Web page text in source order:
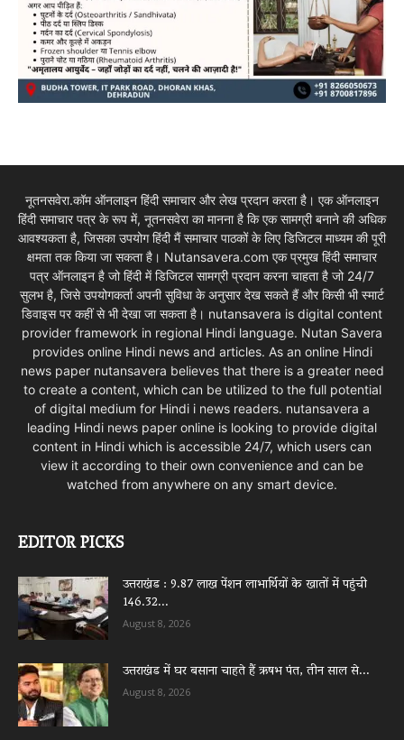
नूतनसवेरा.कॉम ऑनलाइन हिंदी समाचार और लेख प्रदान करता है। एक ऑनलाइन
हिंदी समाचार पत्र के रूप में, नूतनसवेरा का मानना है कि एक सामग्री बनाने की अधिक
आवश्यकता है, जिसका उपयोग हिंदी मैं समाचार पाठकों के लिए डिजिटल माध्यम की पूरी
क्षमता तक किया जा सकता है। Nutansavera.com एक प्रमुख हिंदी समाचार
पत्र ऑनलाइन है जो हिंदी में डिजिटल सामग्री प्रदान करना चाहता है जो 24/7
सुलभ है, जिसे उपयोगकर्ता अपनी सुविधा के अनुसार देख सकते हैं और किसी भी स्मार्ट
डिवाइस पर कहीं से भी देखा जा सकता है। nutansavera is digital content
provider framework in regional Hindi language. Nutan Savera
provides online Hindi news and articles. As an online Hindi
news paper nutansavera believes that there is a greater need
to create a content, which can be utilized to the full potential
of digital medium for Hindi i news readers. nutansavera a
leading Hindi news paper online is looking to provide digital
content in Hindi which is accessible 24/7, which users can
view it according to their own convenience and can be
watched from anywhere on any smart device.
EDITOR PICKS
उत्तराखंड : 9.87 लाख पेंशन लाभार्थियों के खातों में पहुंची
146.32...
August 8, 2026
उत्तराखंड में घर बसाना चाहते हैं ऋषभ पंत, तीन साल से...
August 8, 2026